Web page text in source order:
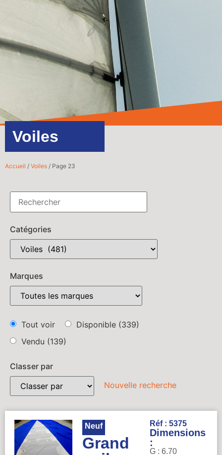
Voiles
Accueil / Voiles / Page 23
Catégories
Marques
Tout voir Disponible (339)
Vendu (139)
Classer par
Nouvelle recherche
Neuf
Grand
Réf : 5375
Dimensions
:
G : 6.70